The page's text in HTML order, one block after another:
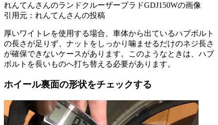
れんてんさんのランドクルーザープラドGDJ150Wの画像
引用元：れんてんさんの投稿
厚いワイトレを使用する場合、車体から出ているハブボルト
の長さが足りず、ナットをしっかり噛ませるだけのネジ長さ
が確保できないケースがあります。このようなときは、ハブ
ボルトを長いものへ打ち替える必要があります。
ホイール裏面の形状をチェックする